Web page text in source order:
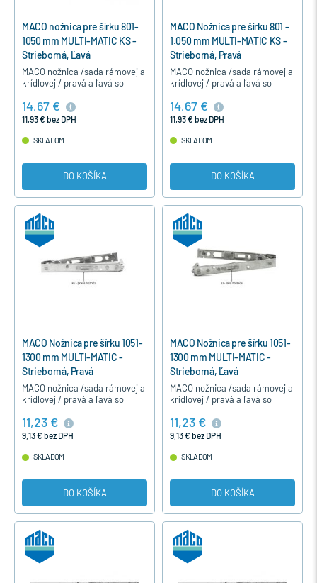
MACO nožnica pre šírku 801-
1050 mm MULTI-MATIC KS -
Strieborná, Ľavá
MACO nožnica /sada rámovej a
krídlovej / pravá a ľavá so
pre otváravo-sklopné
jednokrídlové a dvojkrídlové
14,67 €
11,93 € bez DPH
SKLADOM
DO KOŠÍKA
MACO Nožnica pre šírku 801 -
1.050 mm MULTI-MATIC KS -
Strieborná, Pravá
MACO nožnica /sada rámovej a
krídlovej / pravá a ľavá so
pre otváravo-sklopné
jednokrídlové a dvojkrídlové
14,67 €
11,93 € bez DPH
SKLADOM
DO KOŠÍKA
MACO Nožnica pre šírku 1051-
1300 mm MULTI-MATIC -
Strieborná, Pravá
MACO nožnica /sada rámovej a
krídlovej / pravá a ľavá so
pre otváravo-sklopné
jednokrídlové a dvojkrídlové
11,23 €
9,13 € bez DPH
SKLADOM
DO KOŠÍKA
MACO Nožnica pre šírku 1051-
1300 mm MULTI-MATIC -
Strieborná, Ľavá
MACO nožnica /sada rámovej a
krídlovej / pravá a ľavá so
pre otváravo-sklopné
jednokrídlové a dvojkrídlové
11,23 €
9,13 € bez DPH
SKLADOM
DO KOŠÍKA